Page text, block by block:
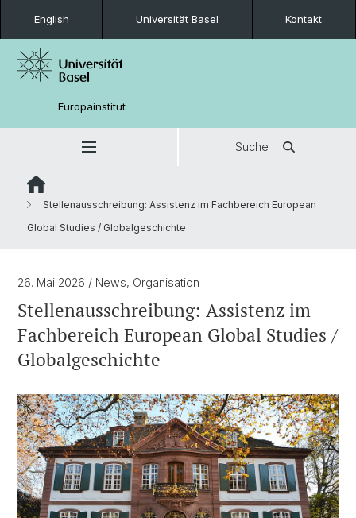
English Universität Basel Kontakt
Europainstitut
Suche
Stellenausschreibung: Assistenz im Fachbereich European
Global Studies / Globalgeschichte
26. Mai 2026 / News, Organisation
Stellenausschreibung: Assistenz im
Fachbereich European Global Studies /
Globalgeschichte